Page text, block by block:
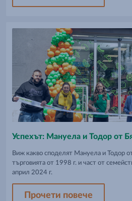
Успехът: Мануела и Тодор от
Виж какво споделят Мануела и Тодор
търговията от 1998 г. и част от
април 2024 г.
Прочети повече